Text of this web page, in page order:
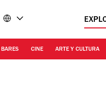
CINE ARTE Y CULTURA